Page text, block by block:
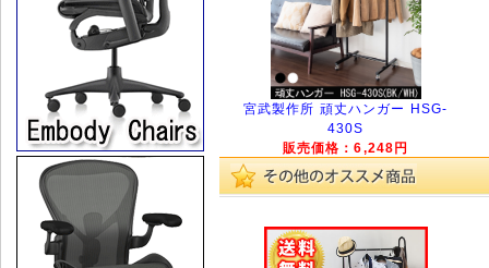
宮武製作所 頑丈ハンガー HSG-
430S
販売価格：6,248円